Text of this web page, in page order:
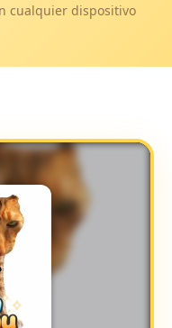
cualquier dispositivo